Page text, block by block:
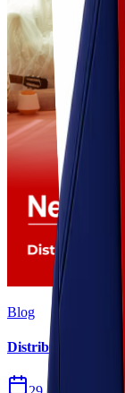
Blog
Distribusi